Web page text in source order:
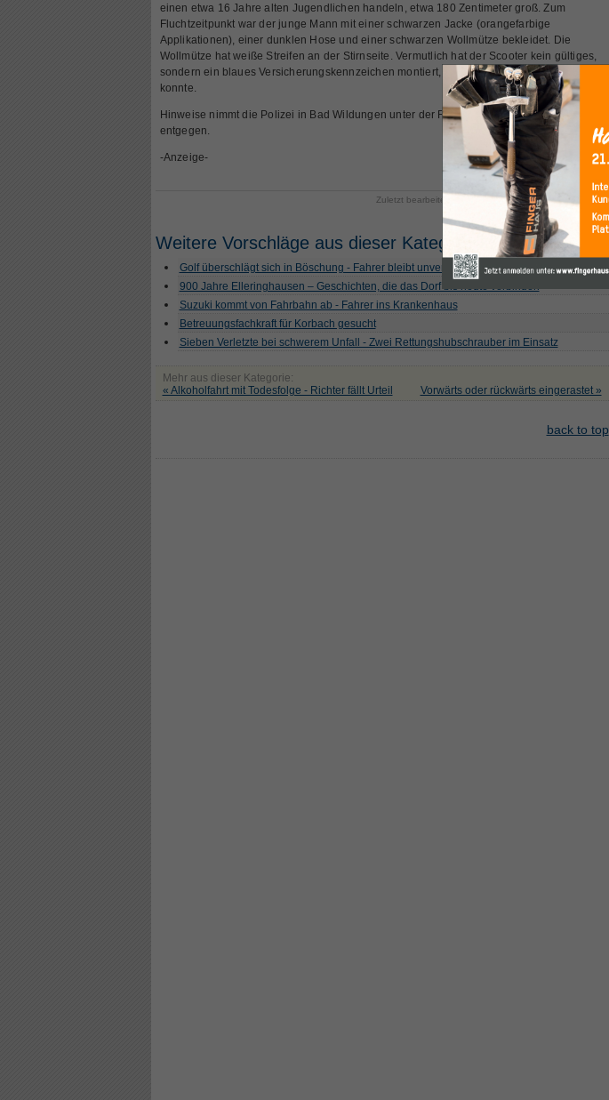
einen etwa 16 Jahre alten Jugendlichen handeln, etwa 180 Zentimeter groß. Zum
Fluchtzeitpunkt war der junge Mann mit einer schwarzen Jacke (orangefarbige
Applikationen), einer dunklen Hose und einer schwarzen Wollmütze bekleidet. Die
Wollmütze hat weiße Streifen an der Stirnseite. Vermutlich hat der Scooter kein gültiges,
sondern ein blaues Versicherungskennzeichen montiert, das nicht abgelesen werden
konnte.
Hinweise nimmt die Polizei in Bad Wildungen unter der Rufnummer 05621/70900
entgegen.
-Anzeige-
Zuletzt bearbeitet am Donnerstag, 13. März 2025 14:31
Weitere Vorschläge aus dieser Kategorie
Golf überschlägt sich in Böschung - Fahrer bleibt unverletzt
900 Jahre Elleringhausen – Geschichten, die das Dorf bis heute verbinden
Suzuki kommt von Fahrbahn ab - Fahrer ins Krankenhaus
Betreuungsfachkraft für Korbach gesucht
Sieben Verletzte bei schwerem Unfall - Zwei Rettungshubschrauber im Einsatz
Mehr aus dieser Kategorie:
« Alkoholfahrt mit Todesfolge - Richter fällt Urteil
Vorwärts oder rückwärts eingerastet »
back to top